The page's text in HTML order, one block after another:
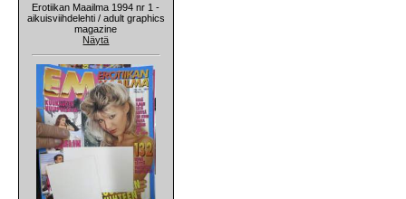
Erotiikan Maailma 1994 nr 1 -
aikuisviihdelehti / adult graphics
magazine
Näytä